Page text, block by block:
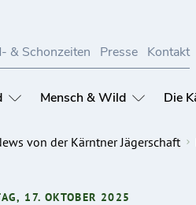
& Schonzeiten Presse Kontakt
Mensch & Wild Die
von der Kärntner Jägerschaft
17. OKTOBER 2025